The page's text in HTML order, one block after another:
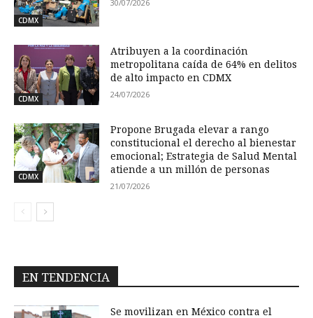
CDMX
30/07/2026
CDMX
Atribuyen a la coordinación
metropolitana caída de 64% en delitos
de alto impacto en CDMX
24/07/2026
CDMX
Propone Brugada elevar a rango
constitucional el derecho al bienestar
emocional; Estrategia de Salud Mental
atiende a un millón de personas
21/07/2026
EN TENDENCIA
Se movilizan en México contra el